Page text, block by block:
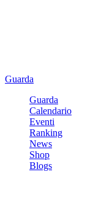
Guarda
Guarda
Calendario
Eventi
Ranking
News
Shop
Blogs